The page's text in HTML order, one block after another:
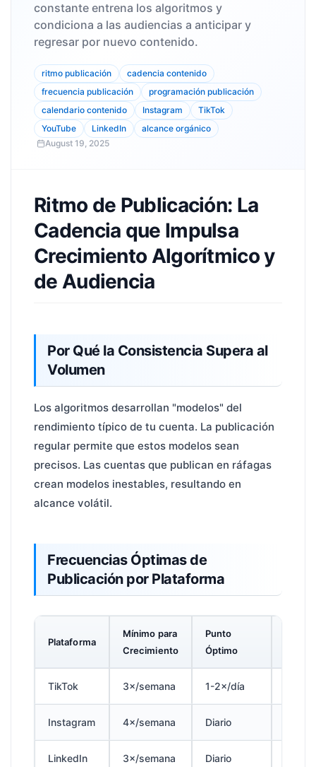
constante entrena los algoritmos y
condiciona a las audiencias a anticipar y
regresar por nuevo contenido.
ritmo publicación
cadencia contenido
frecuencia publicación
programación publicación
calendario contenido
Instagram
TikTok
YouTube
LinkedIn
alcance orgánico
August 19, 2025
Ritmo de Publicación: La
Cadencia que Impulsa
Crecimiento Algorítmico y
de Audiencia
Por Qué la Consistencia Supera al
Volumen
Los algoritmos desarrollan "modelos" del
rendimiento típico de tu cuenta. La publicación
regular permite que estos modelos sean
precisos. Las cuentas que publican en ráfagas
crean modelos inestables, resultando en
alcance volátil.
Frecuencias Óptimas de
Publicación por Plataforma
Plataforma
Mínimo para
Crecimiento
Punto
Óptimo
TikTok 3×/semana 1-2×/día
Instagram 4×/semana Diario
LinkedIn 3×/semana Diario